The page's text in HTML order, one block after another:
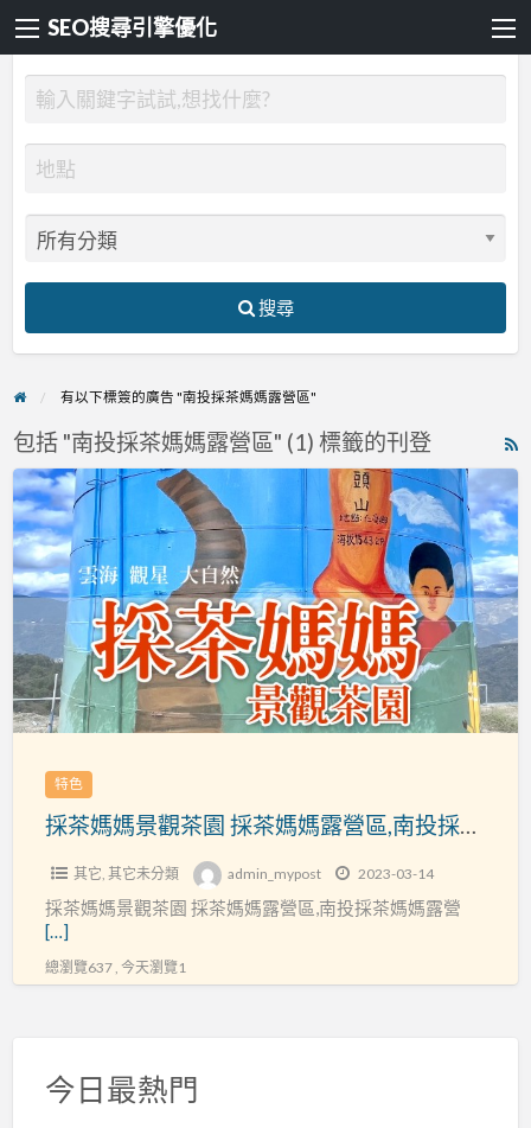
SEO搜尋引擎優化
搜尋
有以下標簽的廣告 "南投採茶媽媽露營區"
包括 "南投採茶媽媽露營區" (1) 標籤的刊登
採
茶
媽
媽
觀
茶
園
採
特色
採茶媽媽景觀茶園 採茶媽媽露營區,南投採茶媽媽露營區,關頭山採茶媽媽露營區
其它 其它未分類 admin_mypost 2023-03-14
採茶媽媽景觀茶園 採茶媽媽露營區,南投採茶媽媽露營
[…]
總瀏覽637 , 今天瀏覽1
今日最熱門